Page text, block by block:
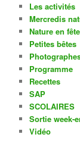
Les activités
Mercredis
Nature en fête
Petites bêtes
Programme
Recettes
SAP
SCOLAIRES
Sortie week-
Vidéo